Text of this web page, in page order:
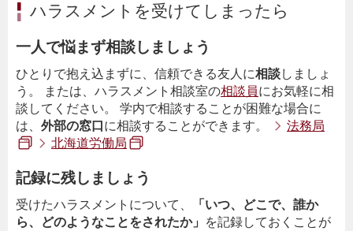
ハラスメントを受けてしまったら
一人で悩まず相談しましょう
ひとりで抱え込まずに、信頼できる友人に相談しましょ
う。 または、ハラスメント相談室の相談員にお気軽に相
談してください。 学内で相談することが困難な場合に
は、 外部の窓口 に相談することができます。
法務局
北海道労働局
記録に残しましょう
受けたハラスメントについて、
「いつ、どこで、誰か
ら、どのようなことをされたか」
を記録しておくことが